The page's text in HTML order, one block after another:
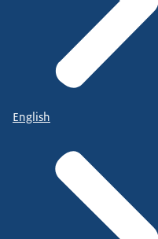
English